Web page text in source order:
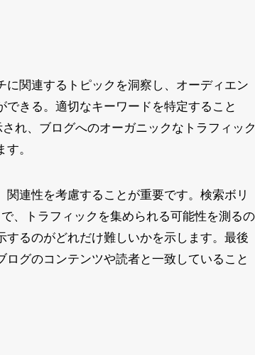
関連するトピックを洞察し、オーディエン
きる。適切なキーワードを特定すること
れ、ブログへのオーガニックなトラフィッ
。
連性を考慮することが重要です。検索ボリ
、トラフィックを集められる可能性を測るの
るのがどれだけ難しいかを示します。最後
グのコンテンツや読者と一致していること